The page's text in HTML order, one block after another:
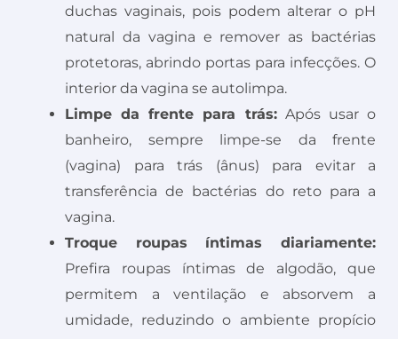
duchas vaginais, pois podem alterar o pH
natural da vagina e remover as bactérias
protetoras, abrindo portas para infecções. O
interior da vagina se autolimpa.
Limpe da frente para trás:Após usar o
banheiro, sempre limpe-se da frente
(vagina) para trás (ânus) para evitar a
transferência de bactérias do reto para a
vagina.
Troque roupas íntimas diariamente:
Prefira roupas íntimas de algodão, que
permitem a ventilação e absorvem a
umidade, reduzindo o ambiente propício